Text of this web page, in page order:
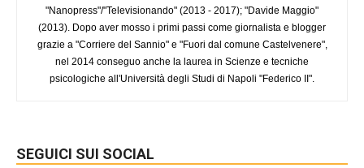
"Nanopress"/"Televisionando" (2013 - 2017); "Davide Maggio"
(2013). Dopo aver mosso i primi passi come giornalista e blogger
grazie a "Corriere del Sannio" e "Fuori dal comune Castelvenere",
nel 2014 conseguo anche la laurea in Scienze e tecniche
psicologiche all'Università degli Studi di Napoli "Federico II".
SEGUICI SUI SOCIAL